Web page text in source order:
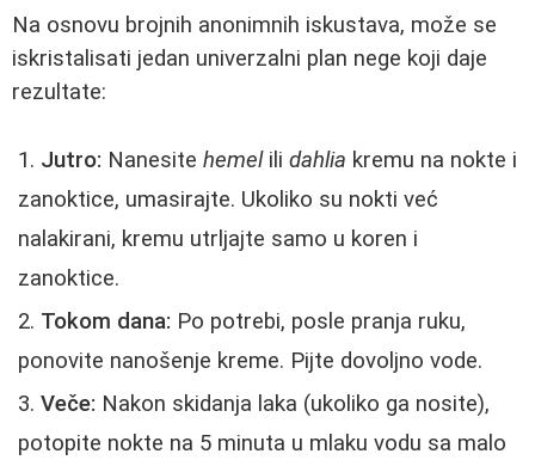
Na osnovu brojnih anonimnih iskustava, može se
iskristalisati jedan univerzalni plan nege koji daje
rezultate:
Jutro: Nanesite hemelili dahlia kremu na nokte i
zanoktice, umasirajte. Ukoliko su nokti već
nalakirani, kremu utrljajte samo u koren i
zanoktice.
Tokom dana: Po potrebi, posle pranja ruku,
ponovite nanošenje kreme. Pijte dovoljno vode.
Veče: Nakon skidanja laka (ukoliko ga nosite),
potopite nokte na 5 minuta u mlaku vodu sa malo